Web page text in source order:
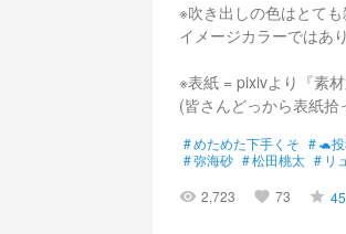
※吹き出しの色はとて
イメージカラーではあ
※表紙 = pixivより『素
(皆さんどっから表紙
#めためた下手くそ #🐢
#弥海砂 #松田桃太 # リ
visibility 2,723 favorite 73 grade 45